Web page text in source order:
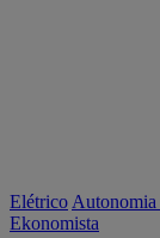
Elétrico Autonomia
Ekonomista